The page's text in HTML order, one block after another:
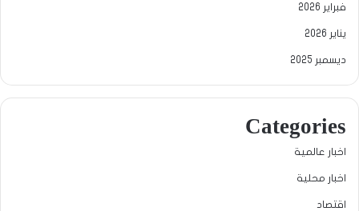
فبراير 2026
يناير 2026
ديسمبر 2025
Categories
اخبار عالمية
اخبار محلية
اقتصاد